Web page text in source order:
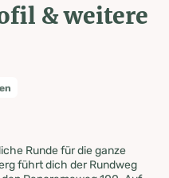
& weitere
Runde für die ganze
führt dich der Rundweg